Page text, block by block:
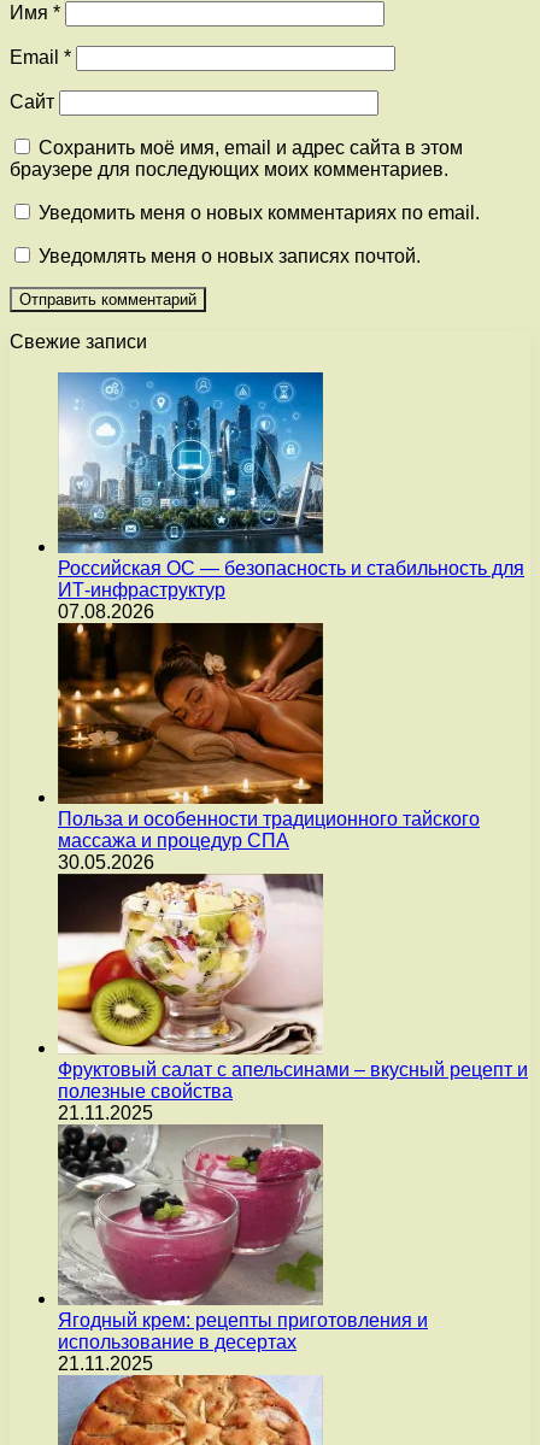
Имя *
Email *
Сайт
Сохранить моё имя, email и адрес сайта в этом
браузере для последующих моих комментариев.
Уведомить меня о новых комментариях по email.
Уведомлять меня о новых записях почтой.
Свежие записи
Российская ОС — безопасность и стабильность для
ИТ-инфраструктур
07.08.2026
Польза и особенности традиционного тайского
массажа и процедур СПА
30.05.2026
Фруктовый салат с апельсинами – вкусный рецепт и
полезные свойства
21.11.2025
Ягодный крем: рецепты приготовления и
использование в десертах
21.11.2025